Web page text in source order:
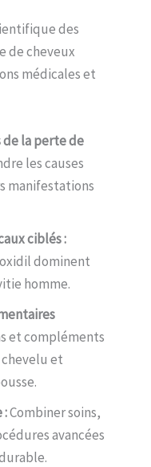
des
de cheveux
médicales et
la perte de
les causes
manifestations
ciblés :
dominent
homme.
et compléments
et
:Combiner soins,
avancées